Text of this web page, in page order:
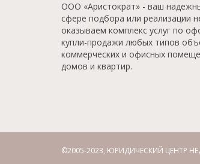
ООО «Аристократ» - ваш
сфере подбора или реализации
оказываем комплекс услуг по
купли-продажи любых типов
коммерческих и офисных
домов и квартир.
©2005-2023, ЮРИДИЧЕСКИЙ ЦЕНТР